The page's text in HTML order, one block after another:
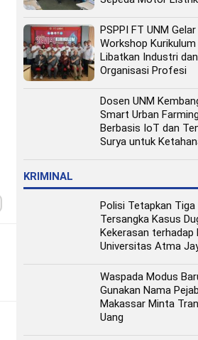
PSPPI FT UNM Gelar
Workshop Kurikulum
Libatkan Industri dan
Organisasi Profesi
Dosen UNM
Smart Urban Farming
Berbasis IoT dan
Surya untuk
KRIMINAL
Polisi Tetapkan Tiga
Tersangka Kasus
Kekerasan terhadap
Universitas Atma
Waspada Modus
Gunakan Nama
Makassar Minta
Uang